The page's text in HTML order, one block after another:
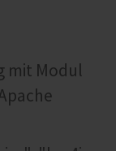
mit Modul